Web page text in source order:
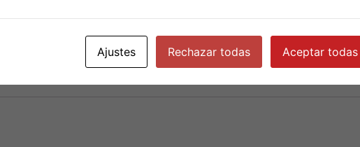
Ajustes Rechazar todas Aceptar todas